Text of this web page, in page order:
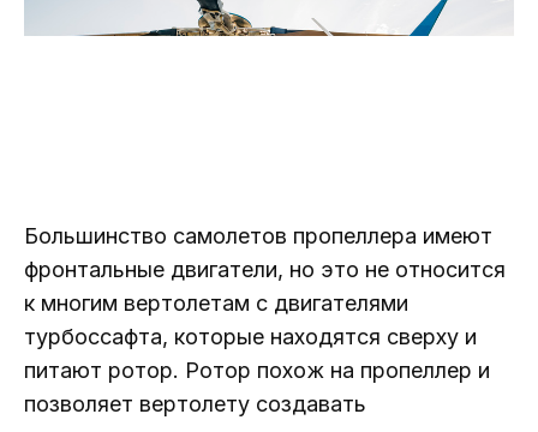
Большинство самолетов пропеллера имеют
фронтальные двигатели, но это не относится
к многим вертолетам с двигателями
турбоссафта, которые находятся сверху и
питают ротор. Ротор похож на пропеллер и
позволяет вертолету создавать